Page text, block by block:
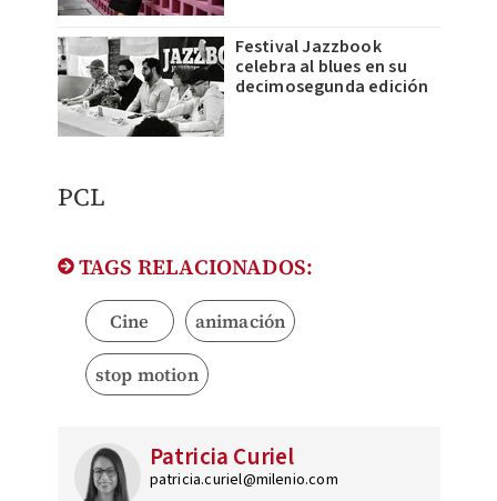
Festival Jazzbook
celebra al blues en su
decimosegunda edición
PCL
TAGS RELACIONADOS:
Cine animación
stop motion
Patricia Curiel
patricia.curiel@milenio.com